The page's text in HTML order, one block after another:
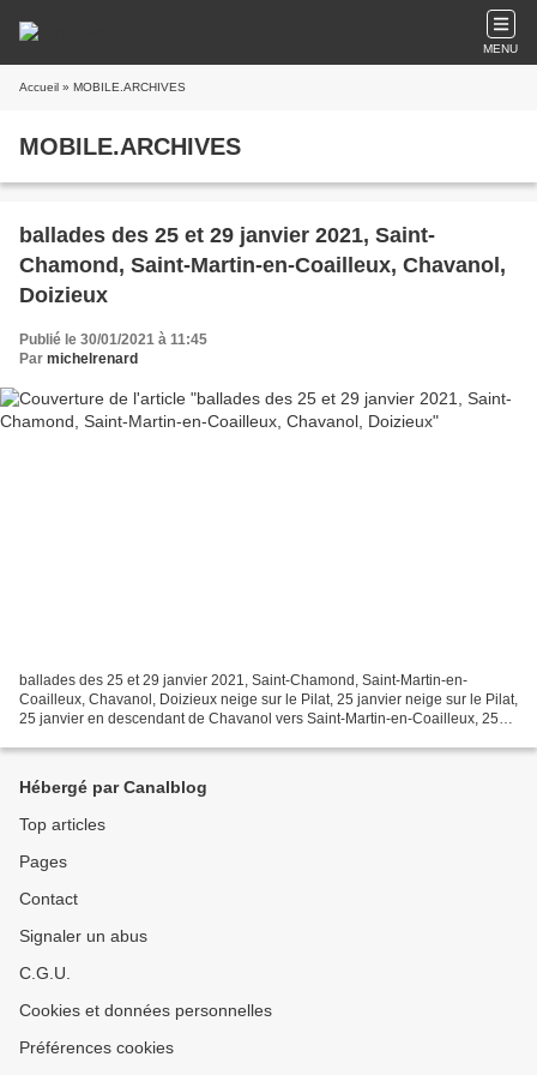
MENU
Accueil » MOBILE.ARCHIVES
MOBILE.ARCHIVES
ballades des 25 et 29 janvier 2021, Saint-
Chamond, Saint-Martin-en-Coailleux, Chavanol,
Doizieux
Publié le 30/01/2021 à 11:45
Par michelrenard
ballades des 25 et 29 janvier 2021, Saint-Chamond, Saint-Martin-en-
Coailleux, Chavanol, Doizieux neige sur le Pilat, 25 janvier neige sur le Pilat,
25 janvier en descendant de Chavanol vers Saint-Martin-en-Coailleux, 25
Hébergé par Canalblog
Top articles
Pages
Contact
Signaler un abus
C.G.U.
Cookies et données personnelles
Préférences cookies